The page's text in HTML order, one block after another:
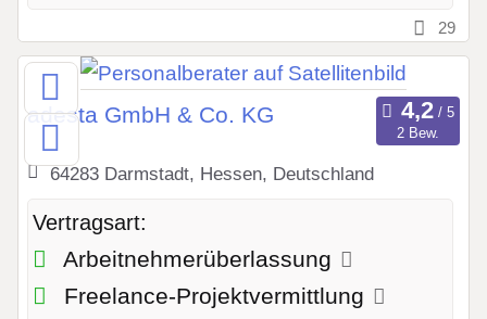
29
adesta GmbH & Co. KG
2 Bew.
64283 Darmstadt, Hessen, Deutschland
Vertragsart:
Arbeitnehmerüberlassung
Freelance-Projektvermittlung